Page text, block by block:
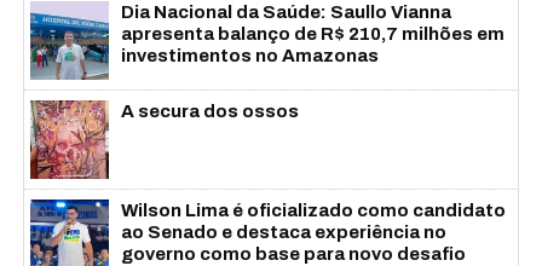
Dia Nacional da Saúde: Saullo Vianna
apresenta balanço de R$ 210,7 milhões em
investimentos no Amazonas
A secura dos ossos
Wilson Lima é oficializado como candidato
ao Senado e destaca experiência no
governo como base para novo desafio